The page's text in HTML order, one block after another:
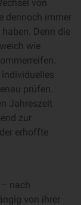
von
dennoch immer
Denn die
wie
prüfen.
Jahreszeit
zur
erhoffte
nach
von ihrer